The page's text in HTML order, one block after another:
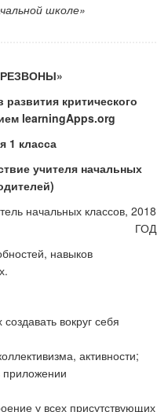
школе»
критического
learningApps.org
1 класса
учителя начальных
начальных классов, 2018
ГОД
навыков
вокруг себя
активности;
приложении
у всех присутствующих